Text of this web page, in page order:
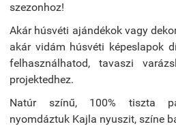
szezonhoz!
Akár húsvéti ajándékok vagy
akár vidám húsvéti képeslapok
felhasználhatod, tavaszi
projektedhez.
Natúr színű, 100% tiszta
nyomdáztuk Kajla nyuszit, színe